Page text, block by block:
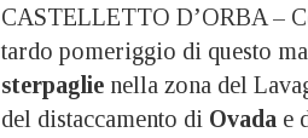
CASTELLETTO D’ORBA –
tardo pomeriggio di questo
sterpaglie nella zona del
del distaccamento di Ovada e